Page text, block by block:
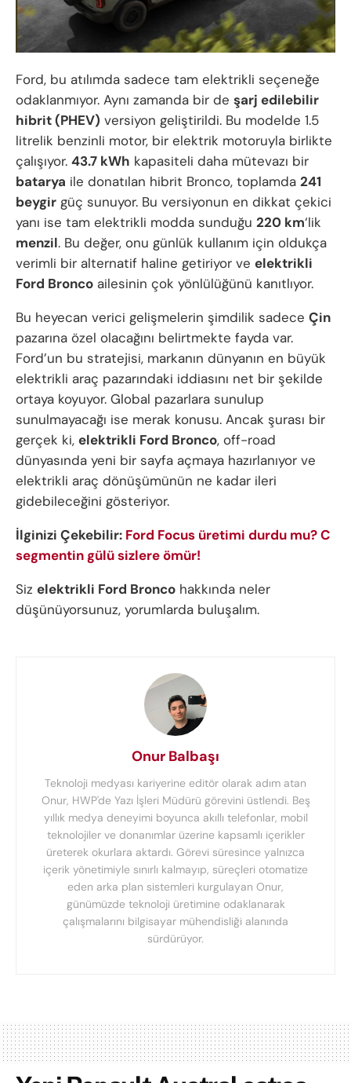
Ford, bu atılımda sadece tam elektrikli seçeneğe
odaklanmıyor. Aynı zamanda bir de şarj edilebilir
hibrit (PHEV) versiyon geliştirildi. Bu modelde 1.5
litrelik benzinli motor, bir elektrik motoruyla birlikte
çalışıyor. 43.7 kWh kapasiteli daha mütevazı bir
batarya ile donatılan hibrit Bronco, toplamda 241
beygir güç sunuyor. Bu versiyonun en dikkat çekici
yanı ise tam elektrikli modda sunduğu 220 km‘lik
menzil. Bu değer, onu günlük kullanım için oldukça
verimli bir alternatif haline getiriyor ve elektrikli
Ford Bronco ailesinin çok yönlülüğünü kanıtlıyor.
Bu heyecan verici gelişmelerin şimdilik sadece Çin
pazarına özel olacağını belirtmekte fayda var.
Ford’un bu stratejisi, markanın dünyanın en büyük
elektrikli araç pazarındaki iddiasını net bir şekilde
ortaya koyuyor. Global pazarlara sunulup
sunulmayacağı ise merak konusu. Ancak şurası bir
gerçek ki, elektrikli Ford Bronco, off-road
dünyasında yeni bir sayfa açmaya hazırlanıyor ve
elektrikli araç dönüşümünün ne kadar ileri
gidebileceğini gösteriyor.
İlginizi Çekebilir: Ford Focus üretimi durdu mu? C
segmentin gülü sizlere ömür!
Siz elektrikli Ford Bronco hakkında neler
düşünüyorsunuz, yorumlarda buluşalım.
Onur Balbaşı
Teknoloji medyası kariyerine editör olarak adım atan
Onur, HWP'de Yazı İşleri Müdürü görevini üstlendi. Beş
yıllık medya deneyimi boyunca akıllı telefonlar, mobil
teknolojiler ve donanımlar üzerine kapsamlı içerikler
üreterek okurlara aktardı. Görevi süresince yalnızca
içerik yönetimiyle sınırlı kalmayıp, süreçleri otomatize
eden arka plan sistemleri kurgulayan Onur,
günümüzde teknoloji üretimine odaklanarak
çalışmalarını bilgisayar mühendisliği alanında
sürdürüyor.